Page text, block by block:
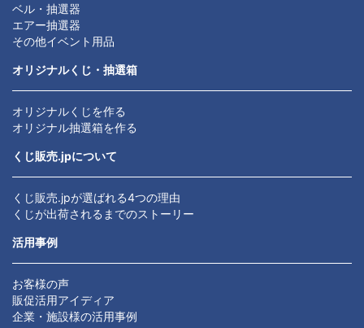
ベル・抽選器
エアー抽選器
その他イベント用品
オリジナルくじ・抽選箱
オリジナルくじを作る
オリジナル抽選箱を作る
くじ販売.jpについて
くじ販売.jpが選ばれる4つの理由
くじが出荷されるまでのストーリー
活用事例
お客様の声
販促活用アイディア
企業・施設様の活用事例